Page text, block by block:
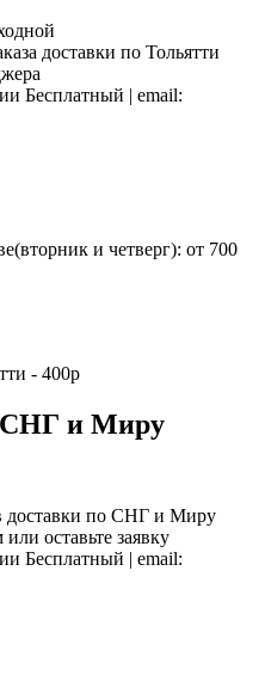
доставки по Тольятти
Бесплатный | email:
и четверг): от 700
- 400р
СНГ и Миру
доставки по СНГ и Миру
оставьте заявку
Бесплатный | email: